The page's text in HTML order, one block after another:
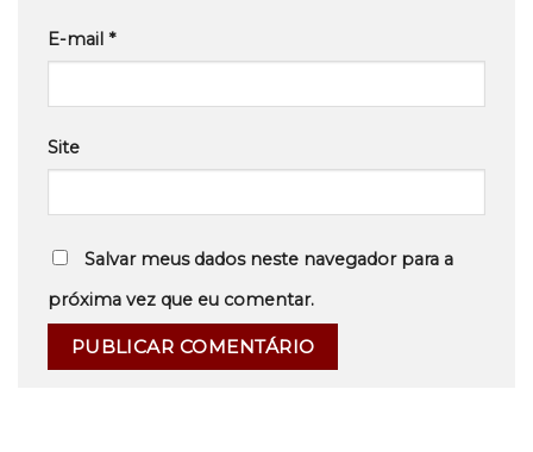
E-mail *
Site
Salvar meus dados neste navegador para a
próxima vez que eu comentar.